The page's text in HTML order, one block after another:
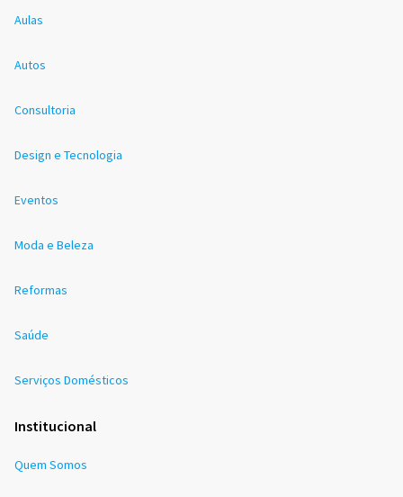
Aulas
Autos
Consultoria
Design e Tecnologia
Eventos
Moda e Beleza
Reformas
Saúde
Serviços Domésticos
Institucional
Quem Somos